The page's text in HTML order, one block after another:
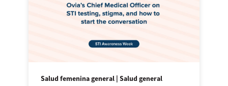
Salud femenina general | Salud general